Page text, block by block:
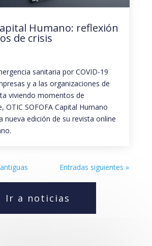
Humano: reflexión
de crisis
sanitaria por COVID-19
y a las organizaciones de
viviendo momentos de
OTIC SOFOFA Capital Humano
nueva edición de su revista online
Entradas siguientes »
Ir a noticias